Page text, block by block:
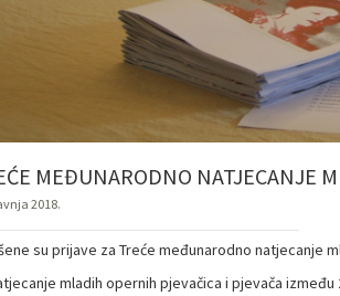
MEĐUNARODNO NATJECANJE
2018.
su prijave za Treće međunarodno natjecanje
mladih opernih pjevačica i pjevača